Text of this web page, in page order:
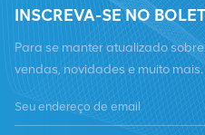
transmissão, fornecimento de
terminais e materiais auxiliares
serviços incluem Nokia,
Nortel, Siemens e Lucent.
mercado internacional com
INSCREVA-SE NO
Para se manter atualizado
vendas, novidades e muito mais.